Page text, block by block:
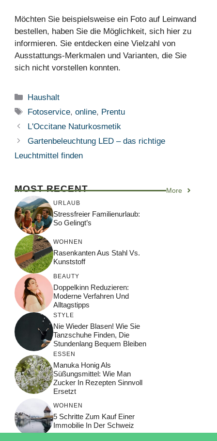
Möchten Sie beispielsweise ein Foto auf Leinwand
bestellen, haben Sie die Möglichkeit, sich hier zu
informieren. Sie entdecken eine Vielzahl von
Ausstattungs-Merkmalen und Varianten, die Sie
sich nicht vorstellen konnten.
Kategorien
Haushalt
Schlagwörter
Fotoservice,online, Prentu
L'Occitane Naturkosmetik
Gartenbeleuchtung LED – das richtige
Leuchtmittel finden
MOST RECENT More
URLAUB
Stressfreier Familienurlaub:
So Gelingt’s
WOHNEN
Rasenkanten Aus Stahl Vs.
Kunststoff
BEAUTY
Doppelkinn Reduzieren:
Moderne Verfahren Und
Alltagstipps
STYLE
Nie Wieder Blasen! Wie Sie
Tanzschuhe Finden, Die
Stundenlang Bequem Bleiben
ESSEN
Manuka Honig Als
Süßungsmittel: Wie Man
Zucker In Rezepten Sinnvoll
Ersetzt
WOHNEN
5 Schritte Zum Kauf Einer
Immobilie In Der Schweiz